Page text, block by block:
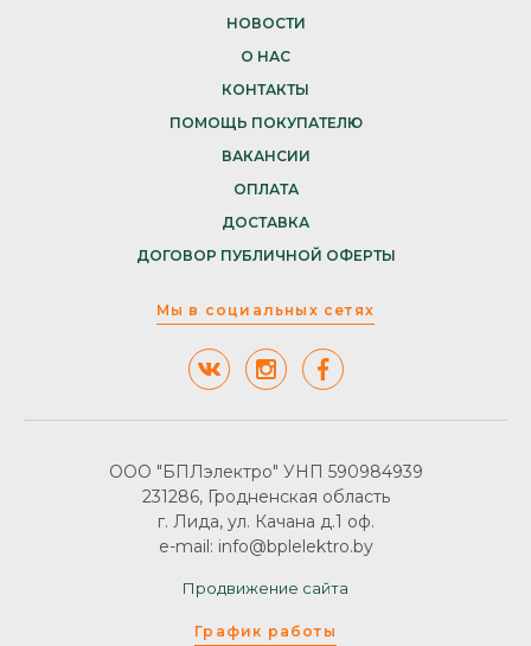
НОВОСТИ
О НАС
КОНТАКТЫ
ПОМОЩЬ ПОКУПАТЕЛЮ
ВАКАНСИИ
ОПЛАТА
ДОСТАВКА
ДОГОВОР ПУБЛИЧНОЙ ОФЕРТЫ
Мы в социальных сетях
График работы
ООО "БПЛэлектро" УНП 590984939
231286, Гродненская область
г. Лида, ул. Качана д.1 оф.
e-mail: info@bplelektro.by
Продвижение сайта